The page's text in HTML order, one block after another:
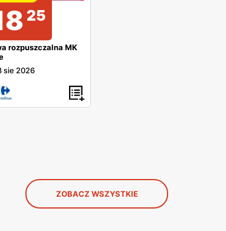
25
rozpuszczalna MK
sie 2026
ZOBACZ WSZYSTKIE